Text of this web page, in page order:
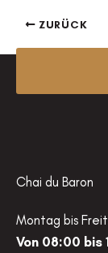
ZURÜCK
Chai du Baron
Montag bis
Von 08:00 bis